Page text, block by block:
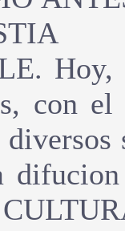
Hoy,
con